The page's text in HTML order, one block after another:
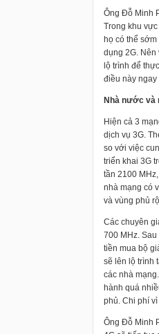
Ông Đỗ Minh
Trong khu
họ có thể
dụng 2G.
lộ trình để
điều này
Nhà nước và
Hiện cả 3
dịch vụ 3G.
so với việc
triển khai 3G
tần 2100
nhà mạng có
và vùng phủ
Các chuyên
700 MHz.
tiền mua bộ
sẽ lên lộ trình
các nhà
hành quá
phủ. Chi phí
Ông Đỗ Minh